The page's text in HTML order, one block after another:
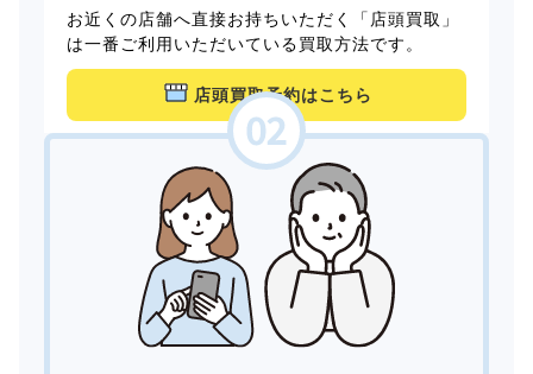
お近くの店舗へ直接お持ちいただく「店頭買取」
は一番ご利用いただいている買取方法です。
店頭買取予約はこちら